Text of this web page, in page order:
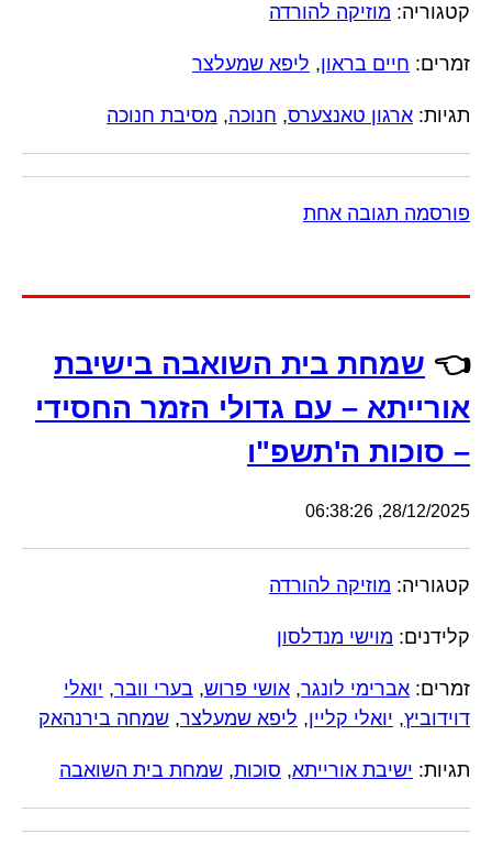
קטגוריה: מוזיקה להורדה
זמרים: חיים בראון, ליפא שמעלצר
תגיות: ארגון טאנצערס, חנוכה, מסיבת חנוכה
פורסמה תגובה אחת
👈 שמחת בית השואבה בישיבת
אורייתא – עם גדולי הזמר החסידי
– סוכות ה'תשפ"ו
28/12/2025, 06:38:26
קטגוריה: מוזיקה להורדה
קלידנים: מוישי מנדלסון
זמרים: אברימי לונגר, אושי פרוש, בערי וובר, יואלי
דוידוביץ, יואלי קליין, ליפא שמעלצר, שמחה בירנהאק
תגיות: ישיבת אורייתא, סוכות, שמחת בית השואבה